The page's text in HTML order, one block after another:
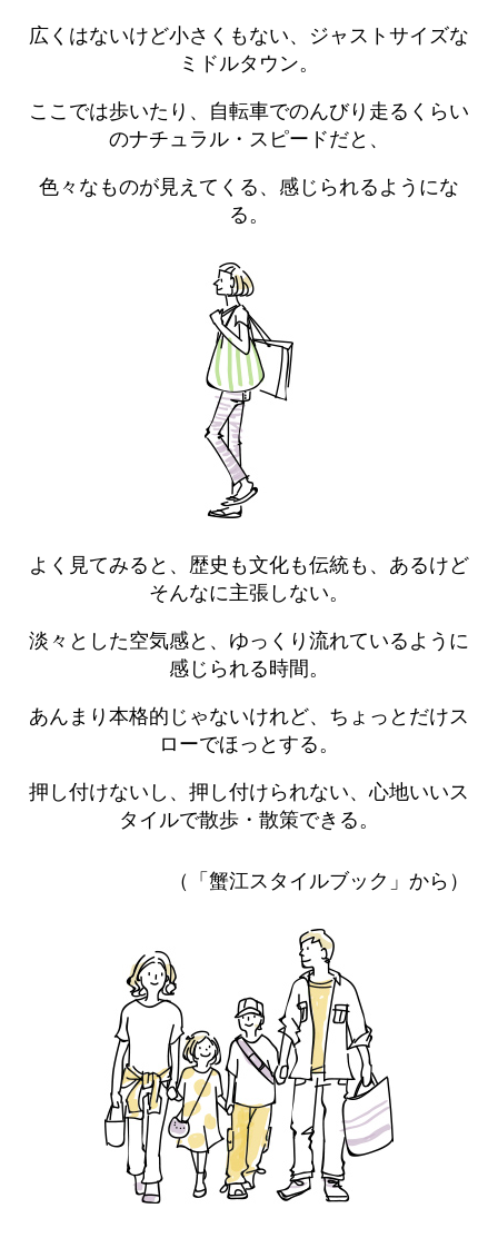
広くはないけど小さくもない、ジャストサイズな
ミドルタウン。
ここでは歩いたり、自転車でのんびり走るくらい
のナチュラル・スピードだと、
色々なものが見えてくる、感じられるようにな
る。
よく見てみると、歴史も文化も伝統も、あるけど
そんなに主張しない。
淡々とした空気感と、ゆっくり流れているように
感じられる時間。
あんまり本格的じゃないけれど、ちょっとだけス
ローでほっとする。
押し付けないし、押し付けられない、心地いいス
タイルで散歩・散策できる。
（「蟹江スタイルブック」から）